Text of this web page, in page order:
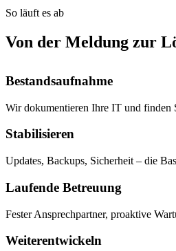
So läuft es ab
Von der Meldung zur
Bestandsaufnahme
Wir dokumentieren Ihre IT und finden
Stabilisieren
Updates, Backups, Sicherheit – die
Laufende Betreuung
Fester Ansprechpartner, proaktive
Weiterentwickeln